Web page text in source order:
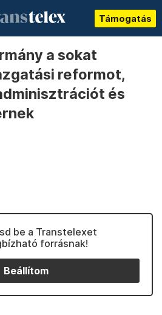
Támogatás
a sokat
reformot,
és
be a Transtelexet
forrásnak!
Beállítom